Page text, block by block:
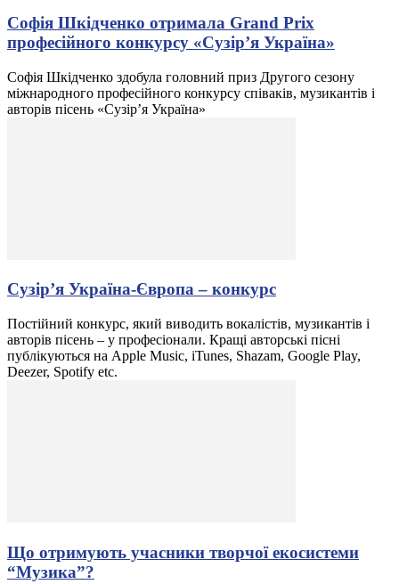
Софія Шкідченко отримала Grand Prix
професійного конкурсу «Сузір’я Україна»
Софія Шкідченко здобула головний приз Другого сезону
міжнародного професійного конкурсу співаків, музикантів і
авторів пісень «Сузір’я Україна»
Сузір’я Україна-Європа – конкурс
Постійний конкурс, який виводить вокалістів, музикантів і
авторів пісень – у професіонали. Кращі авторські пісні
публікуються на Apple Music, iTunes, Shazam, Google Play,
Deezer, Spotify etc.
Що отримують учасники творчої екосистеми
“Музика”?